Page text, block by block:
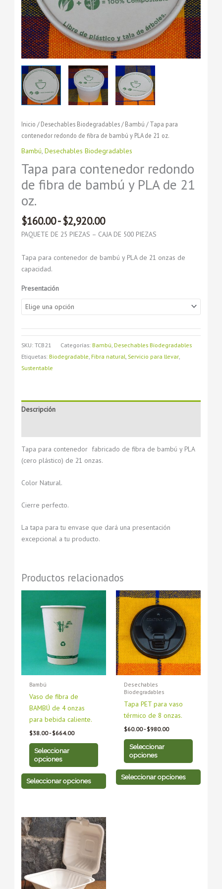
Inicio /Desechables Biodegradables/Bambú / Tapa para
contenedor redondo de fibra de bambú y PLA de 21 oz.
Bambú, Desechables Biodegradables
Tapa para contenedor redondo
de fibra de bambú y PLA de 21
oz.
$160.00- $2,920.00
PAQUETE DE 25 PIEZAS – CAJA DE 500 PIEZAS
Tapa para contenedor de bambú y PLA de 21 onzas de
capacidad.
Presentación
SKU:TCB21 Categorías: Bambú Desechables Biodegradables
Etiquetas: Biodegradable Fibra natural Servicio para llevar,
Sustentable
Descripción
Tapa para contenedor fabricado de fibra de bambú y PLA
(cero plástico) de 21 onzas.
Color Natural.
Cierre perfecto.
La tapa para tu envase que dará una presentación
excepcional a tu producto.
Productos relacionados
Bambú
Vaso de fibra de
BAMBÚ de 4 onzas
para bebida caliente.
$38.00- $664.00
precios:
desde
$38.00
hasta
$664.00
Seleccionar
opciones
producto
múltiples
variantes.
opciones
se
de
Seleccionar opciones
producto
múltiples
variantes.
opciones
se
pueden
elegir
página
producto
Desechables
Biodegradables
Tapa PET para vaso
térmico de 8 onzas.
$60.00- $980.00
Rango
de
precios:
desde
$60.00
hasta
$980.00
Seleccionar
opciones
Este
producto
tiene
múltiples
variantes.
Las
opciones
se
de
Seleccionar opciones
Este
producto
tiene
múltiples
variantes.
Las
opciones
se
pueden
página
producto
Rango
precios:
$428.00
hasta
$792.00
Este
producto
tiene
múltiples
variantes.
Las
Este
producto
tiene
múltiples
variantes.
Las